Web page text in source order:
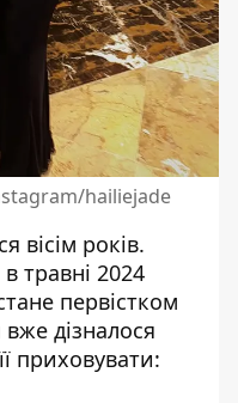
hailiejade
вісім років.
в травні 2024
первістком
дізналося
приховувати: